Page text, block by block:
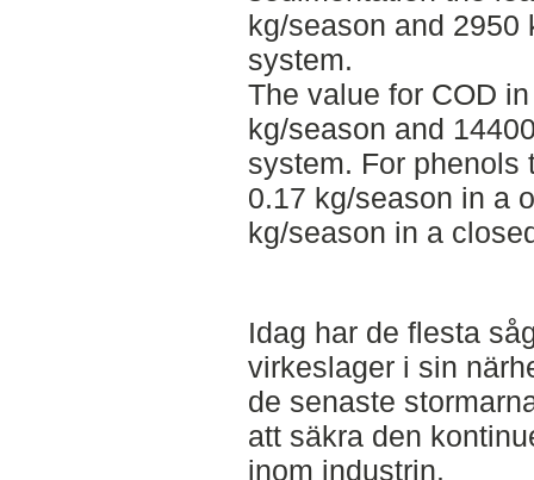
kg/season and 2950
system.
The value for COD
kg/season and
system. For phenols
0.17 kg/season in a
kg/season in a
Idag har de flesta
virkeslager i sin
de senaste
att säkra den
inom industrin.